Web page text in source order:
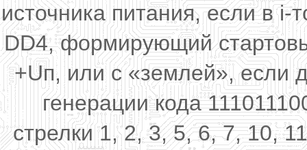
источника питания, если в
DD4, формирующий
+Uп, или с «землей», если
генерации кода
стрелки 1, 2, 3, 5, 6, 7, 10,